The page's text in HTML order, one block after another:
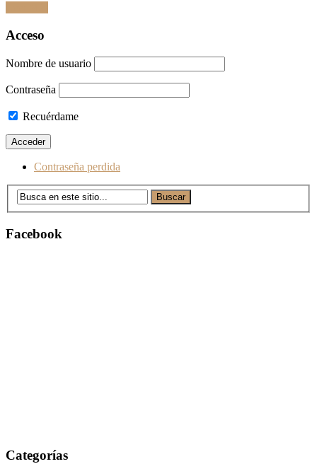
a
las
entradas
Acceso
Nombre de usuario
Contraseña
Recuérdame
Contraseña perdida
Facebook
Categorías